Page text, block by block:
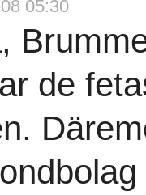
05:30
de